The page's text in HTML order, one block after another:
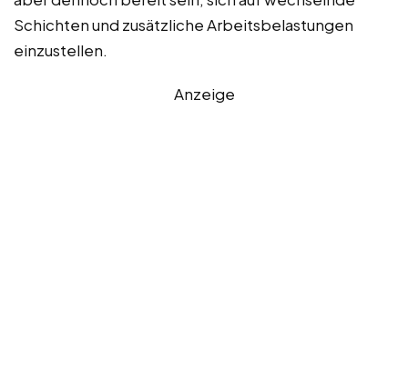
Schichten und zusätzliche Arbeitsbelastungen
einzustellen.
Anzeige